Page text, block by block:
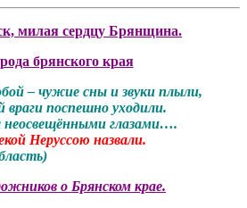
милая сердцу Брянщина.
– чужие сны и звуки плыли,
враги поспешно уходили.
неосвещёнными глазами….
Неруссою назвали.
о Брянском крае.